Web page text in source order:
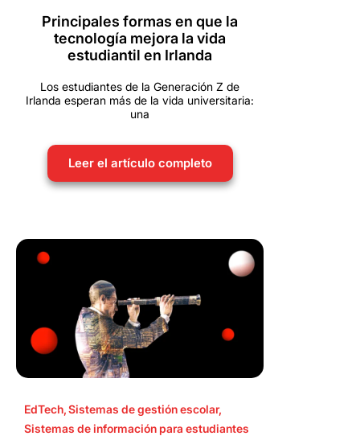
Principales formas en que la
tecnología mejora la vida
estudiantil en Irlanda
Los estudiantes de la Generación Z de
Irlanda esperan más de la vida universitaria:
una
Leer el artículo completo
EdTech,Sistemas de gestión escolar,
Sistemas de información para estudiantes